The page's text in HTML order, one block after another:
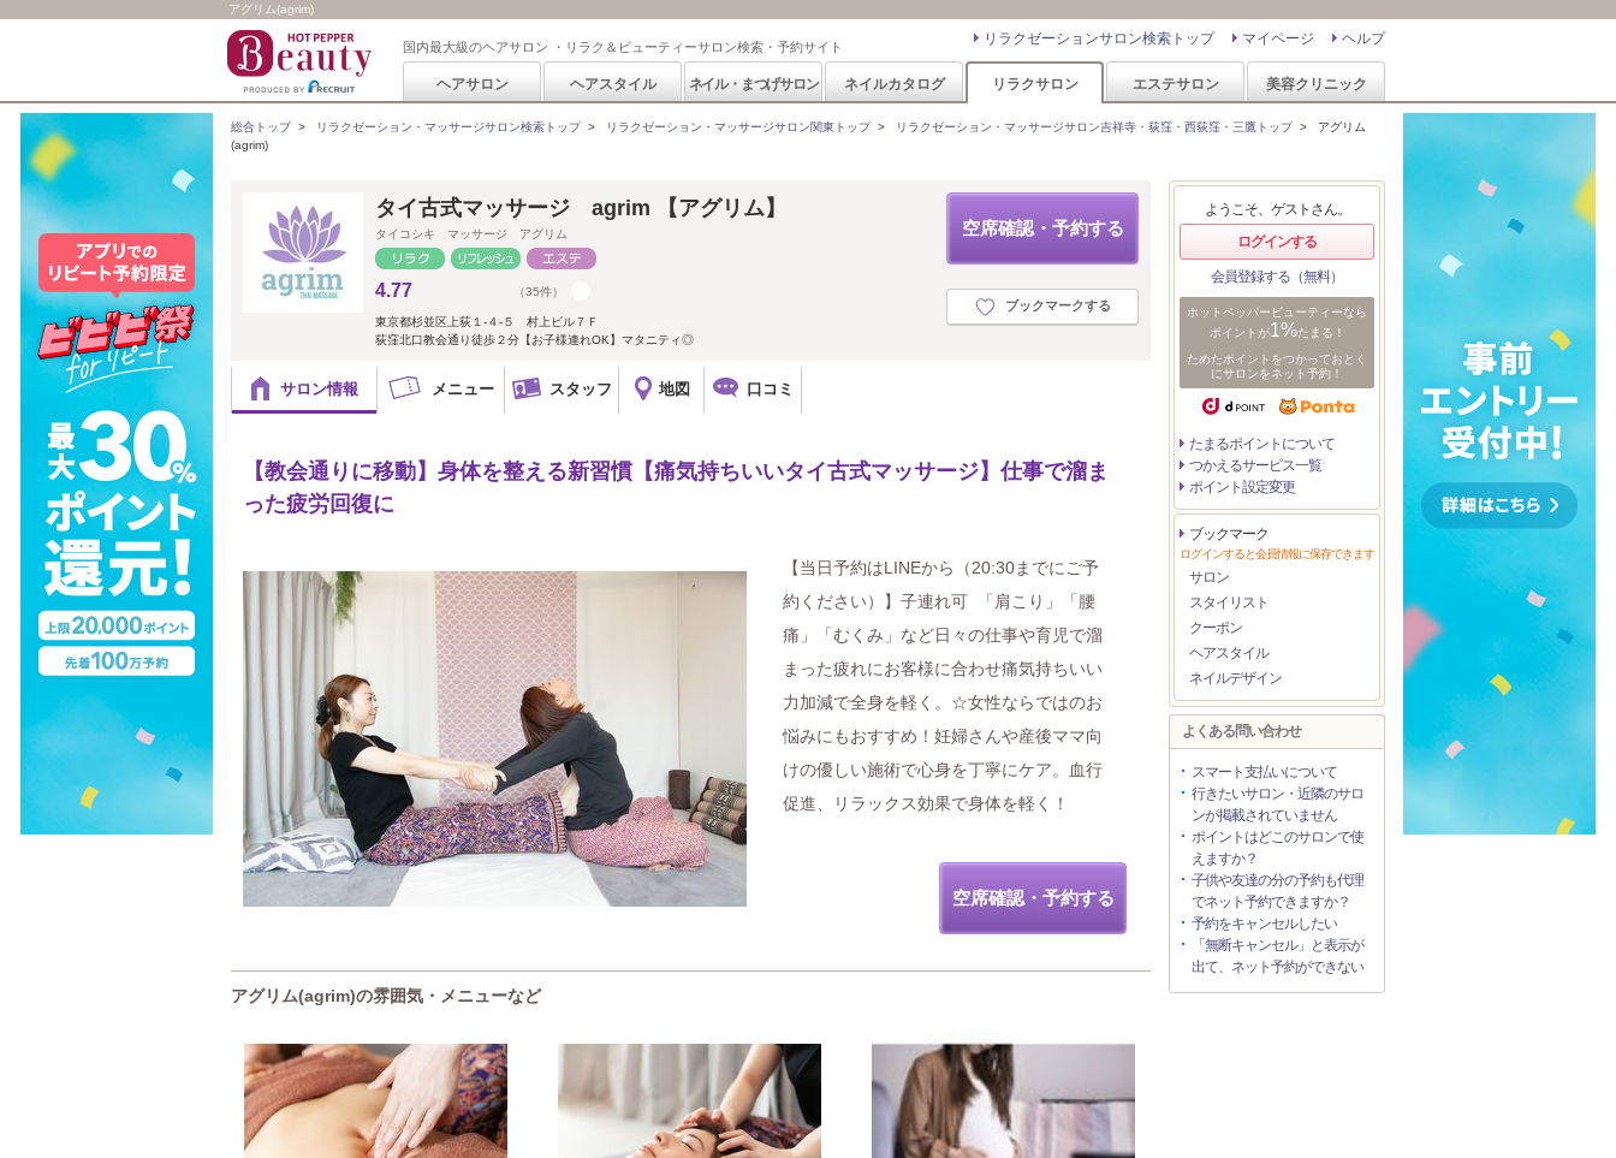
アグリム(agrim)
国内最大級のヘアサロン ・リラク＆ビューティーサロン検索・予約サイト ヘルプ
マイページ
リラクゼーションサロン検索トップ
ヘアサロン ヘアスタイル ネイル・まつげサロン ネイルカタログ リラクサロン エステサロン 美容クリニック
総合トップ> リラクゼーション・マッサージサロン検索トップ> リラクゼーション・マッサージサロン関東トップ> リラクゼーション・マッサージサロン吉祥寺・荻窪・西荻窪・三鷹トップ> アグリム
(agrim)
空席確認・予約する
ブックマークする
タイ古式マッサージ agrim 【アグリム】
タイコシキ マッサージ アグリム
4.77 （35件）
東京都杉並区上荻１-４-５ 村上ビル７Ｆ
荻窪北口教会通り徒歩２分【お子様連れOK】マタニティ◎
サロン情報 メニュー スタッフ 地図 口コミ
【教会通りに移動】身体を整える新習慣【痛気持ちいいタイ古式マッサージ】仕事で溜ま
った疲労回復に
【当日予約はLINEから（20:30までにご予
約ください）】子連れ可 「肩こり」「腰
痛」「むくみ」など日々の仕事や育児で溜
まった疲れにお客様に合わせ痛気持ちいい
力加減で全身を軽く。☆女性ならではのお
悩みにもおすすめ！妊婦さんや産後ママ向
けの優しい施術で心身を丁寧にケア。血行
促進、リラックス効果で身体を軽く！
空席確認・予約する
アグリム(agrim)の雰囲気・メニューなど
ようこそ、ゲストさん。
ログインする
会員登録する（無料）
ホットペッパービューティーなら
ポイントが1%たまる！
ためたポイントをつかっておとく
にサロンをネット予約！
たまるポイントについて
つかえるサービス一覧
ポイント設定変更
ブックマーク
ログインすると会員情報に保存できます
サロン
スタイリスト
クーポン
ヘアスタイル
ネイルデザイン
よくある問い合わせ
スマート支払いについて
行きたいサロン・近隣のサロ
ンが掲載されていません
ポイントはどこのサロンで使
えますか？
子供や友達の分の予約も代理
でネット予約できますか？
予約をキャンセルしたい
「無断キャンセル」と表示が
出て、ネット予約ができない